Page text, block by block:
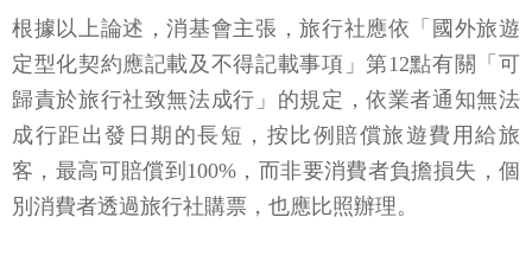
根據以上論述，消基會主張，旅行社應依「國外旅遊
定型化契約應記載及不得記載事項」第12點有關「可
歸責於旅行社致無法成行」的規定，依業者通知無法
成行距出發日期的長短，按比例賠償旅遊費用給旅
客，最高可賠償到100%，而非要消費者負擔損失，個
別消費者透過旅行社購票，也應比照辦理。